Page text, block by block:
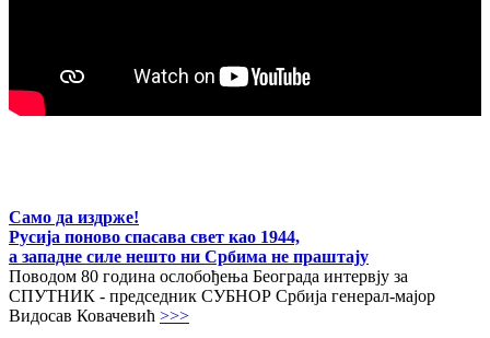
Само да издрже!
Русија поново спасава свет као 1944,
а западне силе нешто ни Србима не праштају
Поводом 80 година ослобођења Београда интервју за
СПУТНИК - председник СУБНОР Србија генерал-мајор
Видосав Ковачевић >>>